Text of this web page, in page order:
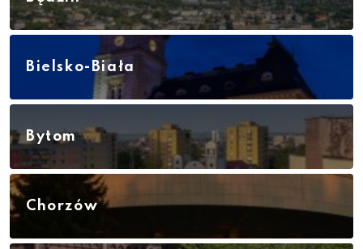
Bielsko-Biała
Bytom
Chorzów